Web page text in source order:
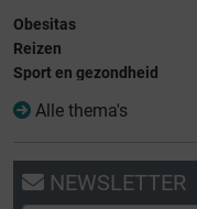
Obesitas
Reizen
Sport en gezondheid
Alle thema's
NEWSLETTER